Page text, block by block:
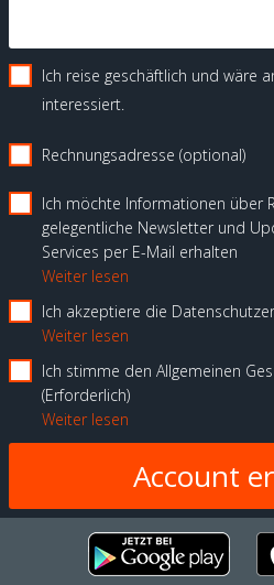
Ich reise geschäftlich und wäre
interessiert.
Rechnungsadresse (optional)
Ich möchte Informationen über
gelegentliche Newsletter und
Services per E-Mail erhalten
Weiter lesen
Ich akzeptiere die
Weiter lesen
Ich stimme den Allgemeinen
Erforderlich
Weiter lesen